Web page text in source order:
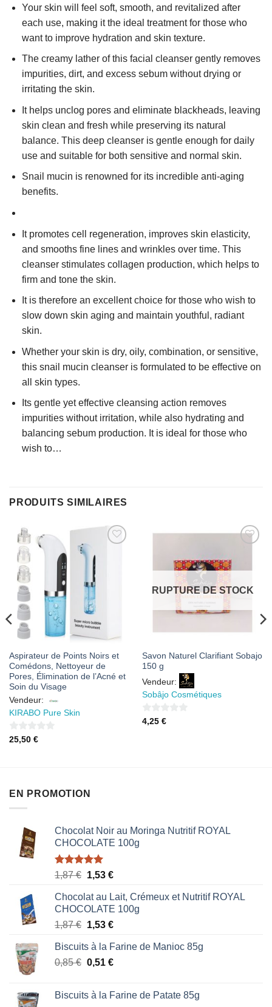
Your skin will feel soft, smooth, and revitalized after
each use, making it the ideal treatment for those who
want to improve hydration and skin texture.
The creamy lather of this facial cleanser gently removes
impurities, dirt, and excess sebum without drying or
irritating the skin.
It helps unclog pores and eliminate blackheads, leaving
skin clean and fresh while preserving its natural
balance. This deep cleanser is gentle enough for daily
use and suitable for both sensitive and normal skin.
Snail mucin is renowned for its incredible anti-aging
benefits.
It promotes cell regeneration, improves skin elasticity,
and smooths fine lines and wrinkles over time. This
cleanser stimulates collagen production, which helps to
firm and tone the skin.
It is therefore an excellent choice for those who wish to
slow down skin aging and maintain youthful, radiant
skin.
Whether your skin is dry, oily, combination, or sensitive,
this snail mucin cleanser is formulated to be effective on
all skin types.
Its gentle yet effective cleansing action removes
impurities without irritation, while also hydrating and
balancing sebum production. It is ideal for those who
wish to…
PRODUITS SIMILAIRES
AJOUTER
À MES
FAVORIS
Aspirateur de Points Noirs et
Comédons, Nettoyeur de
Pores, Élimination de l’Acné et
Soin du Visage
Vendeur:
KIRABO Pure Skin
0
25,50 €
À MES
FAVORIS
RUPTURE DE STOCK
Savon Naturel Clarifiant Sobajo
150 g
Vendeur:
Sobâjo Cosmétiques
0
4,25 €
EN PROMOTION
Chocolat Noir au Moringa Nutritif ROYAL
CHOCOLATE 100g
Note5.00
1,87€ Le
initial
était :
1,87 €.
1,53 €Le
actuel
est :
1,53 €.
Chocolat au Lait, Crémeux et Nutritif ROYAL
CHOCOLATE 100g
1,87€ Le
initial
était :
1,53 €Le
actuel
est :
Biscuits à la Farine de Manioc 85g
0,85€ Le
était :
0,51 €Le
est :
Biscuits à la Farine de Patate 85g